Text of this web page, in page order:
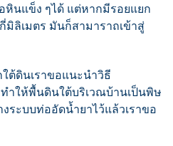
หินแข็ง ๆได้ แต่หากมีรอยแยก
มิลิเมตร มันก็สามาราถเข้าสู่
ต้ดินเราขอแนะนำวิธี
ำให้พื้นดินใต้บริเวณบ้านเป็นพิษ
ระบบท่ออัดน้ำยาไว้แล้วเราขอ